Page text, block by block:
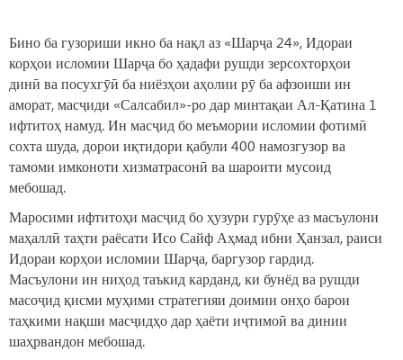
Бино ба гузориши икно ба нақл аз «Шарҷа 24», Идораи
корҳои исломии Шарҷа бо ҳадафи рушди зерсохторҳои
динӣ ва посухгӯӣ ба ниёзҳои аҳолии рӯ ба афзоиши ин
аморат, масҷиди «Салсабил»-ро дар минтақаи Ал-Қатина 1
ифтитоҳ намуд. Ин масҷид бо меъмории исломии фотимӣ
сохта шуда, дорои иқтидори қабули 400 намозгузор ва
тамоми имконоти хизматрасонӣ ва шароити мусоид
мебошад.
Маросими ифтитоҳи масҷид бо ҳузури гурӯҳе аз масъулони
маҳаллӣ таҳти раёсати Исо Сайф Аҳмад ибни Ҳанзал, раиси
Идораи корҳои исломии Шарҷа, баргузор гардид.
Масъулони ин ниҳод таъкид карданд, ки бунёд ва рушди
масоҷид қисми муҳими стратегияи доимии онҳо барои
таҳкими нақши масҷидҳо дар ҳаёти иҷтимоӣ ва динии
шаҳрвандон мебошад.